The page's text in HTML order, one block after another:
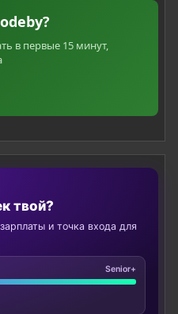
в первые 15 минут,
твой?
и точка входа для
Senior+